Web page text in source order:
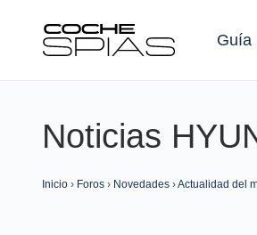
Guía
Buscar:
Noticias
Inicio › Foros › Novedades ›Actualidad del